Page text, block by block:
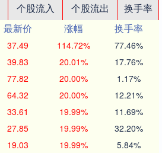
个股流入 个股流出
换手率
最新价 涨幅
换手率
37.49 114.72% 77.46%
39.83 20.01% 17.76%
77.82 20.00% 1.17%
64.32 20.00% 12.21%
33.61 19.99% 11.69%
27.85 19.99% 32.20%
19.03 19.99% 5.84%